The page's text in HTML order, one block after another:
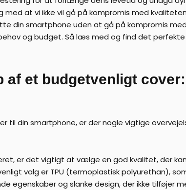
at vi ikke vil gå på kompromis med
din smartphone uden at gå på kompromis
og budget. Så læs med og find det
af et budgetvenligt
til din smartphone, er der nogle vigtige
er det vigtigt at vælge en god kvalitet, der
valg er TPU (termoplastisk polyurethan),
egenskaber og slanke design, der ikke tilføjer